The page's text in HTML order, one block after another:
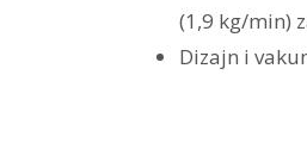
(1,9 kg/min)
Dizajn i